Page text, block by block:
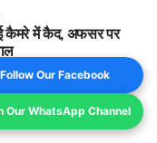
कैमरे में कैद, अफसर पर
Follow Our Facebook
Our WhatsApp Channel